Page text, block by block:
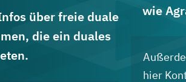
über freie duale
die ein duales
wie
hier